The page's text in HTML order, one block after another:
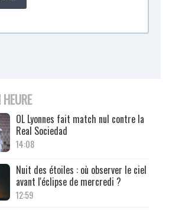
OL Lyonnes fait match nul contre la
Real Sociedad
14:08
Nuit des étoiles : où observer le ciel
avant l'éclipse de mercredi ?
12:59